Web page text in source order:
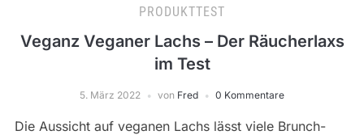
PRODUKTTEST
Veganz Veganer Lachs – Der Räucherlaxs
im Test
5. März 2022 von Fred 0 Kommentare
Die Aussicht auf veganen Lachs lässt viele Brunch-